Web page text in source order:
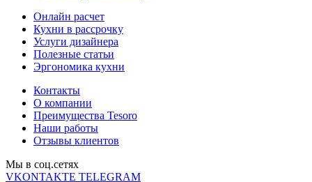
Онлайн расчет
Кухни в рассрочку
Услуги дизайнера
Полезные статьи
Эргономика кухни
Контакты
О компании
Преимущества Tesoro
Наши работы
Отзывы клиентов
Мы в соц.cетях
VKONTAKTE TELEGRAM